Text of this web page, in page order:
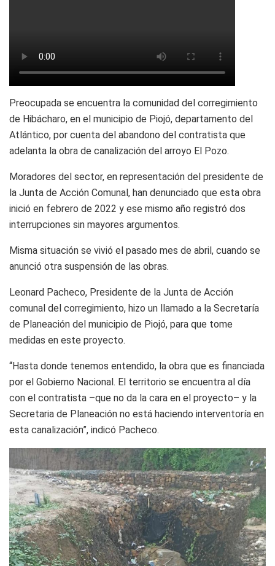
Preocupada se encuentra la comunidad del corregimiento
de Hibácharo, en el municipio de Piojó, departamento del
Atlántico, por cuenta del abandono del contratista que
adelanta la obra de canalización del arroyo El Pozo.
Moradores del sector, en representación del presidente de
la Junta de Acción Comunal, han denunciado que esta obra
inició en febrero de 2022 y ese mismo año registró dos
interrupciones sin mayores argumentos.
Misma situación se vivió el pasado mes de abril, cuando se
anunció otra suspensión de las obras.
Leonard Pacheco, Presidente de la Junta de Acción
comunal del corregimiento, hizo un llamado a la Secretaría
de Planeación del municipio de Piojó, para que tome
medidas en este proyecto.
“Hasta donde tenemos entendido, la obra que es financiada
por el Gobierno Nacional. El territorio se encuentra al día
con el contratista –que no da la cara en el proyecto– y la
Secretaria de Planeación no está haciendo interventoría en
esta canalización”, indicó Pacheco.